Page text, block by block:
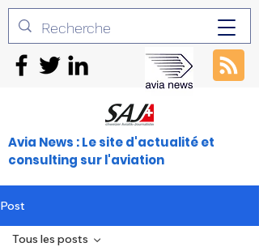
Avia News : Le site d'actualité et
consulting sur l'aviation
Post
Tous les posts